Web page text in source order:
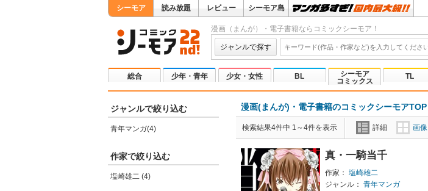
シーモア 読み放題 レビュー シーモア島
漫画（まんが）・電子書籍ならコミックシーモア！
ジャンルで探す
総合 少年・青年 少女・女性 BL
シーモア
コミックス
TL
ジャンルで絞り込む
青年マンガ(4)
作家で絞り込む
塩崎雄二 (4)
漫画(まんが)・電子書籍のコミックシーモアTOP
検索結果4件中 1～4件を表示 詳細 画像
真・一騎当千
作家： 塩崎雄二
ジャンル： 青年マンガ